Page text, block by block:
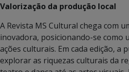
Valorização da produção local
A Revista MS Cultural chega com
inovadora, posicionando-se como
ações culturais. Em cada edição, a
explorar as riquezas culturais da